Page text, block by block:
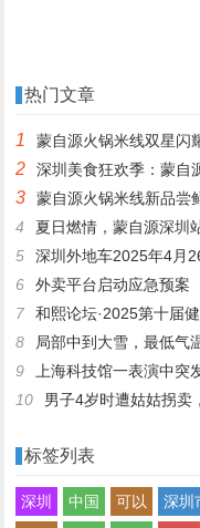
热门文章
1 蒙自源火锅米线双星闪
2 深圳美食狂欢季：蒙自
3
蒙自源火锅米线新品尝
4
夏日燃情，蒙自源深圳
5
深圳外地车2025年4月
6
外卖平台启动应急预案
7
和熙论坛·2025第十届
8
局部中到大雪，最低气温降
9
上海科技馆一表演中
10
男子4岁时遭姑姑拐卖，38年后终
标签列表
深圳 中国 可以 深圳